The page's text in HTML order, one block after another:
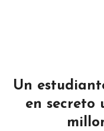
Un
en secreto